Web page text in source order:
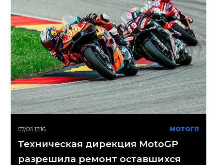
07/08 13:16 МОТОГП
Техническая дирекция MotoGP
разрешила ремонт оставшихся